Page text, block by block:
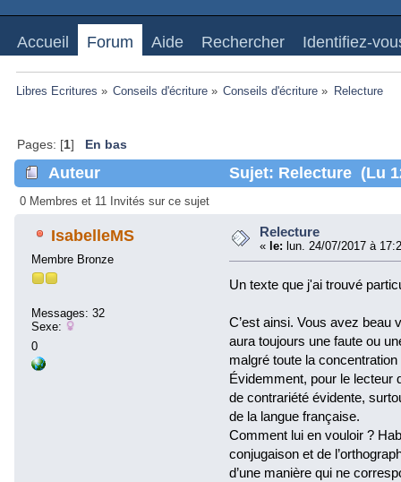
Accueil Forum Aide Rechercher Identifiez-
Libres Ecritures » Conseils d'écriture» Conseils d'écriture » Relecture
Pages: [1] En bas
Auteur Sujet: Relecture (Lu
0 Membres et 11 Invités sur ce sujet
IsabelleMS
Membre Bronze
Messages: 32
Sexe:
0
Relecture
« le: lun. 24/07/2017 à
Un texte que j'ai trouvé
C’est ainsi. Vous avez beau
aura toujours une faute ou
malgré toute la
Évidemment, pour le lecteur
de contrariété évidente,
de la langue française.
Comment lui en vouloir ?
conjugaison et de
d’une manière qui ne